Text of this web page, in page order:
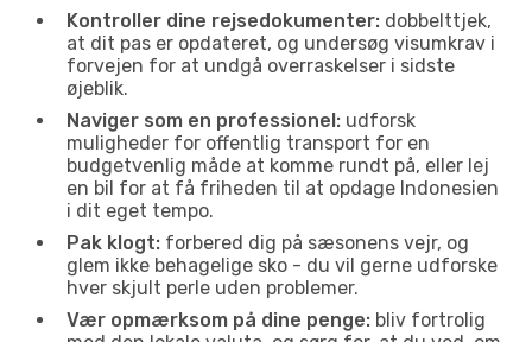
Kontroller dine rejsedokumenter: dobbelttjek,
at dit pas er opdateret, og undersøg visumkrav i
forvejen for at undgå overraskelser i sidste
øjeblik.
Naviger som en professionel: udforsk
muligheder for offentlig transport for en
budgetvenlig måde at komme rundt på, eller lej
en bil for at få friheden til at opdage Indonesien
i dit eget tempo.
Pak klogt: forbered dig på sæsonens vejr, og
glem ikke behagelige sko - du vil gerne udforske
hver skjult perle uden problemer.
Vær opmærksom på dine penge: bliv fortrolig